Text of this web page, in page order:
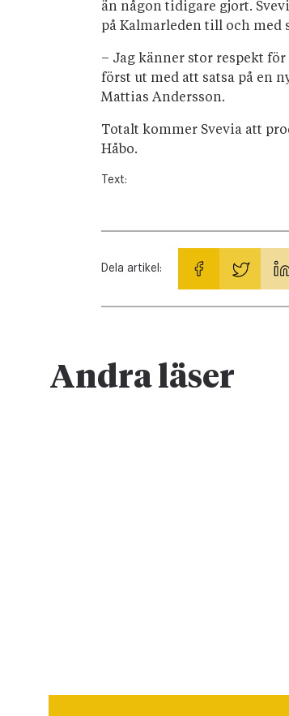
än någon tidigare gjort.
på Kalmarleden till och med
– Jag känner stor respekt
först ut med att satsa på en
Mattias Andersson.
Totalt kommer Svevia att
Håbo.
Text:
Dela artikel:
Andra läser